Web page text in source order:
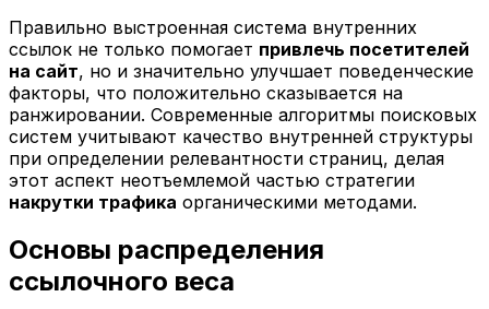
Правильно выстроенная система внутренних
ссылок не только помогает привлечь посетителей
на сайт, но и значительно улучшает поведенческие
факторы, что положительно сказывается на
ранжировании. Современные алгоритмы поисковых
систем учитывают качество внутренней структуры
при определении релевантности страниц, делая
этот аспект неотъемлемой частью стратегии
накрутки трафика органическими методами.
Основы распределения
ссылочного веса